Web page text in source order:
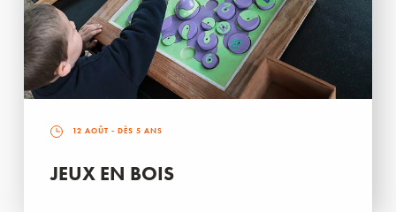
12 AOÛT - DÈS 5 ANS
JEUX EN BOIS